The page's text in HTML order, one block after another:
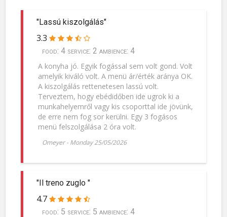
"Lassú kiszolgálás"
3.3
food: 4 service: 2 ambience: 4
A konyha jó. Egyik fogással sem volt gond. Volt
amelyik kiváló volt. A menü ár/érték aránya OK.
A kiszolgálás rettenetesen lassú volt.
Terveztem, hogy ebédidőben ide ugrok ki a
munkahelyemről vagy kis csoporttal ide jövünk,
de erre nem fog sor kerülni. Egy 3 fogásos
menü felszolgálása 2 óra volt.
Omeyer- Monday 25/05/2026
"Il treno zuglo "
4.7
food: 5 service: 5 ambience: 4